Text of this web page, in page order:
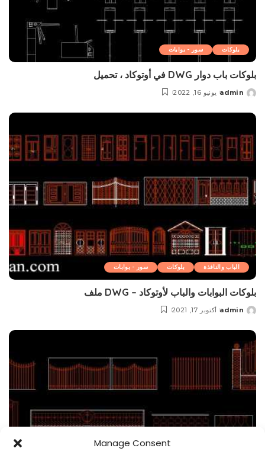
Manage Consent
بلوکات سور - بوابات
بلوکات باب دوار DWG في أوتوكاد ، تحميل
Posted
admin يونيو 16, 2022
الباب والنافذة بلوکات سور - بوابات
بلوکات البوابات والباب لأوتوكاد – DWG ملف
Posted
admin أكتوبر 17, 2021